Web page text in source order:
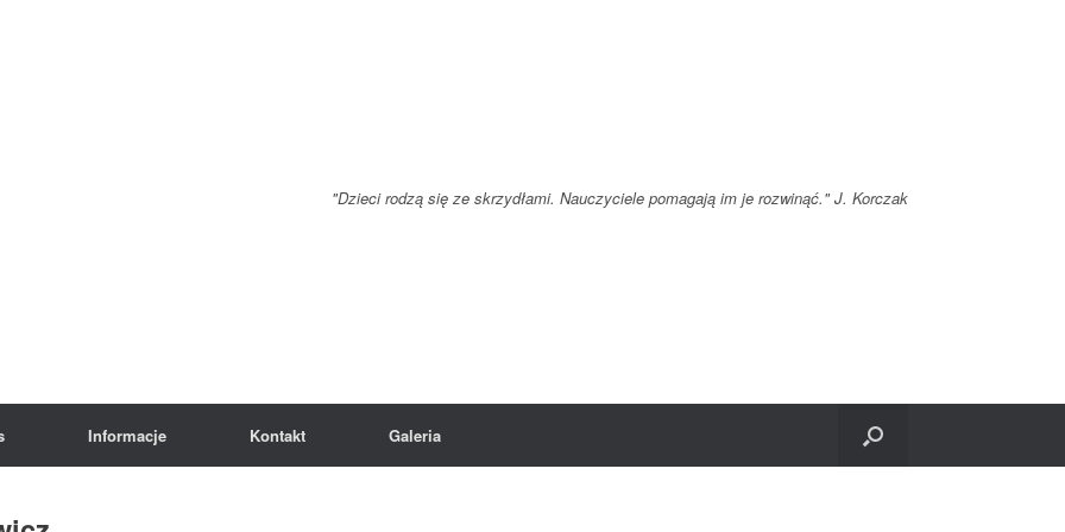
"Dzieci rodzą się ze skrzydłami. Nauczyciele pomagają im je rozwinąć." J. Korczak
Informacje Kontakt Galeria